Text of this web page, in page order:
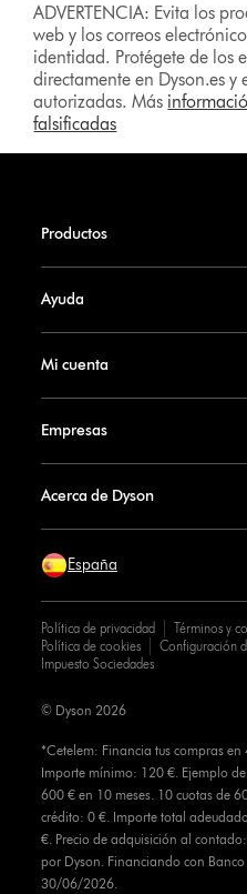
ADVERTENCIA: Evita los
web y los correos
identidad. Protégete de los
directamente en Dyson.es y
autorizadas. Más
falsificadas
Productos
Ayuda
Mi cuenta
Empresas
Acerca de Dyson
España
Política de privacidad
Términos y
Política de cookies
Configuración
Impuesto Sociedades
*Cetelem: Financia tus compras en
Importe mínimo: 120 €. Ejemplo
600 € en 10 meses. 10 cuotas de
crédito: 0 €. Importe total
€. Precio de adquisición al
por Dyson. Financiando con Banco
30/06/2026.
© Dyson 2026